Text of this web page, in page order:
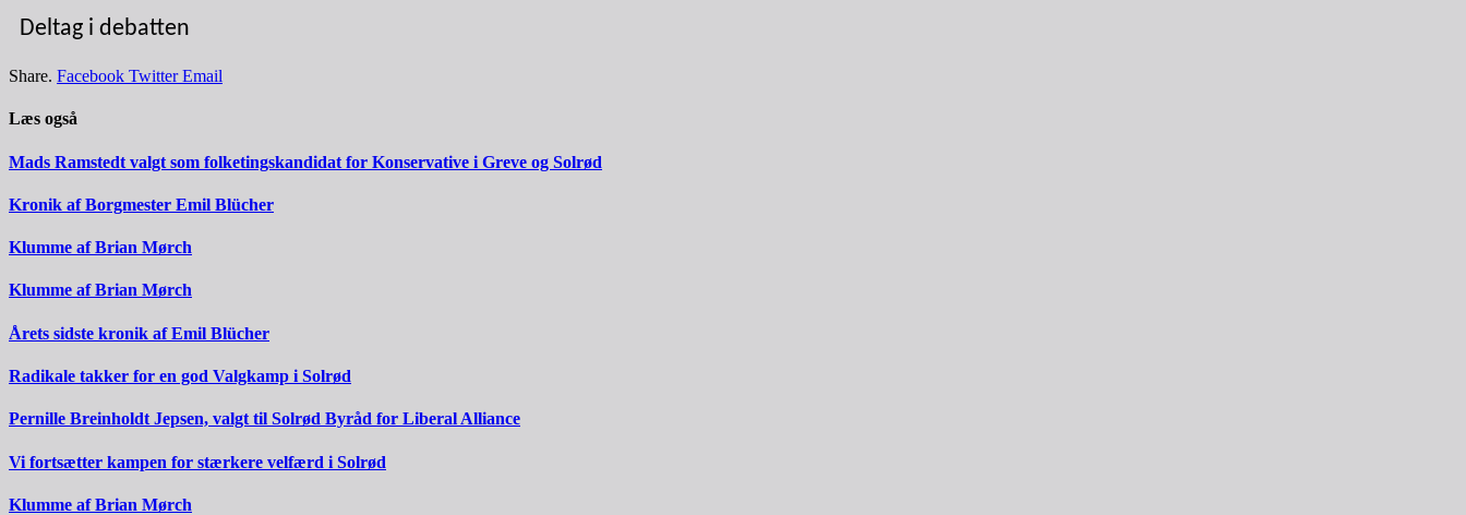
Deltag i debatten
Share. Facebook Twitter Email
Læs også
Mads Ramstedt valgt som folketingskandidat for Konservative i Greve og Solrød
Kronik af Borgmester Emil Blücher
Klumme af Brian Mørch
Klumme af Brian Mørch
Årets sidste kronik af Emil Blücher
Radikale takker for en god Valgkamp i Solrød
Pernille Breinholdt Jepsen, valgt til Solrød Byråd for Liberal Alliance
Vi fortsætter kampen for stærkere velfærd i Solrød
Klumme af Brian Mørch